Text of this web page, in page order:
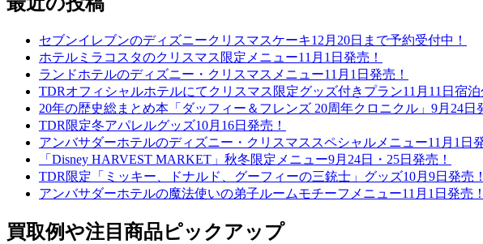
セブンイレブンのディズニークリスマスケーキ12月20日まで予約受付中！
ホテルミラコスタのクリスマス限定メニュー11月1日発売！
ランドホテルのディズニー・クリスマスメニュー11月1日発売！
TDRオフィシャルホテルにてクリスマス限定グッズ付きプラン11月11日宿泊
20年の歴史総まとめ本「ダッフィー＆フレンズ 20周年クロニクル」9月24日
TDR限定冬アパレルグッズ10月16日発売！
アンバサダーホテルのディズニー・クリスマススペシャルメニュー11月1日
「Disney HARVEST MARKET」秋冬限定メニュー9月24日・25日発売！
TDR限定「ミッキー、ドナルド、グーフィーの三銃士」グッズ10月9日発売！
アンバサダーホテルの魔法使いの弟子ルームモチーフメニュー11月1日発売！
買取例や注目商品ピックアップ